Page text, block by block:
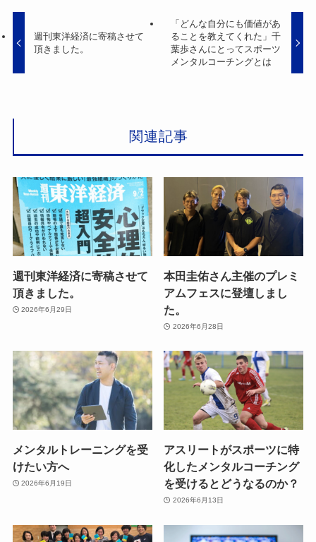
画
画
面
で
る
週刊東洋経済に寄稿させて
頂きました。
「どんな自分にも価値があ
ることを教えてくれた」千
葉歩さんにとってスポーツ
メンタルコーチングとは
関連記事
週刊東洋経済に寄稿させて
頂きました。
2026年6月29日
本田圭佑さん主催のプレミ
アムフェスに登壇しまし
た。
2026年6月28日
メンタルトレーニングを受
けたい方へ
2026年6月19日
アスリートがスポーツに特
化したメンタルコーチング
を受けるとどうなるのか？
2026年6月13日